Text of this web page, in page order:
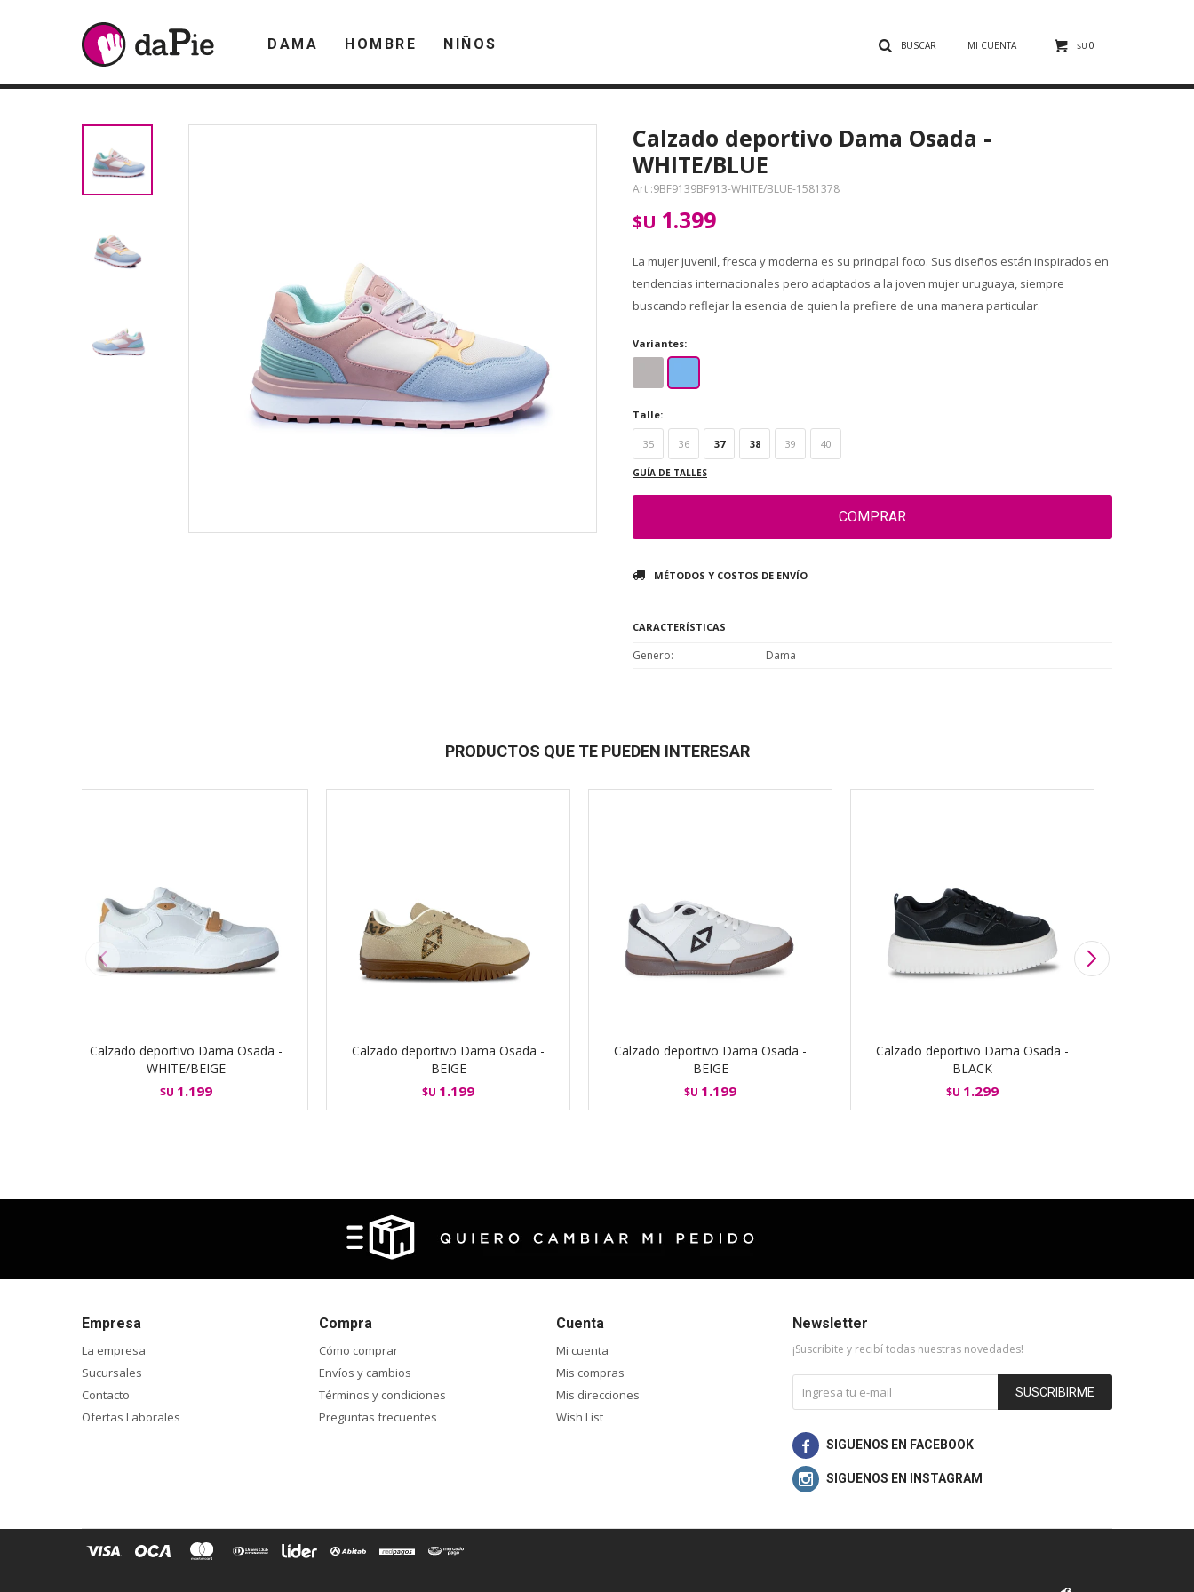
DAMA HOMBRE NIÑOS $U 0
Calzado deportivo Dama Osada -
WHITE/BLUE
9BF9139BF913-WHITE/BLUE-1581378
$U 1.399
La mujer juvenil, fresca y moderna es su principal foco. Sus diseños están inspirados en
tendencias internacionales pero adaptados a la joven mujer uruguaya, siempre
buscando reflejar la esencia de quien la prefiere de una manera particular.
Variantes:
Talle:
35 36 37 38 39 40
GUÍA DE TALLES
COMPRAR
MÉTODOS Y COSTOS DE ENVÍO
CARACTERÍSTICAS
Genero Dama
PRODUCTOS QUE TE PUEDEN INTERESAR
Calzado deportivo Dama Osada -
WHITE/BEIGE
$U 1.199
Calzado deportivo Dama Osada -
BEIGE
$U 1.199
Calzado deportivo Dama Osada -
BEIGE
$U 1.199
Calzado deportivo Dama Osada -
BLACK
$U 1.299
Empresa
La empresa
Sucursales
Contacto
Ofertas Laborales
Compra
Cómo comprar
Envíos y cambios
Términos y condiciones
Preguntas frecuentes
Cuenta
Mi cuenta
Mis compras
Mis direcciones
Wish List
Newsletter
¡Suscribite y recibí todas nuestras novedades!
SUSCRIBIRME

